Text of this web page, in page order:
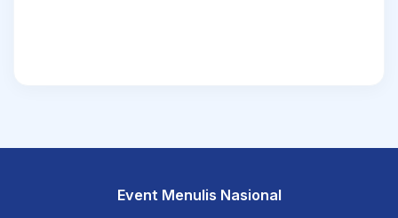
Event Menulis Nasional